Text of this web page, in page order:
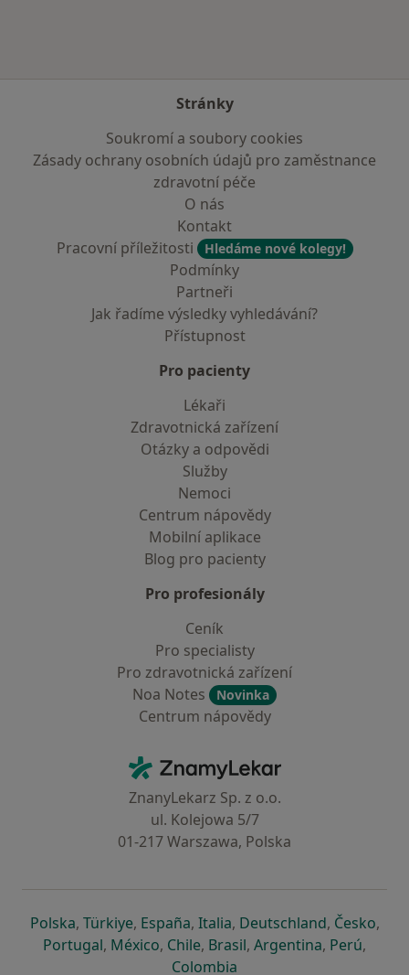
Stránky
Soukromí a soubory cookies
Zásady ochrany osobních údajů pro zaměstnance
zdravotní péče
O nás
Kontakt
Pracovní příležitosti
Hledáme nové kolegy!
Podmínky
Partneři
Jak řadíme výsledky vyhledávání?
Přístupnost
Pro pacienty
Lékaři
Zdravotnická zařízení
Otázky a odpovědi
Služby
Nemoci
Centrum nápovědy
Mobilní aplikace
Blog pro pacienty
Pro profesionály
Ceník
Pro specialisty
Pro zdravotnická zařízení
Noa Notes
Novinka
Centrum nápovědy
ZnamyLekar - Hlavní stránka
ZnanyLekarz Sp. z o.o.
ul. Kolejowa 5/7
01-217 Warszawa, Polska
Polskase otevře v nové záložce
, Türkiyese otevře v nové záložce
, Españase otevře v nové záložce
, Italiase otevře v nové záložce
, Deutschlandse otevře v
, Českose
,
Portugalse otevře v nové záložce
, Méxicose otevře v nové záložce
, Chilese otevře v nové záložce
, Brasilse otevře v nové
, Argentinase otevře v
, Perúse
,
Colombia